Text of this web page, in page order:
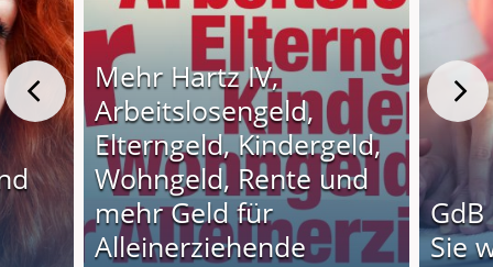
Mehr Hartz IV,
Arbeitslosengeld,
Elterngeld, Kindergeld,
Wohngeld, Rente und
mehr Geld für
Alleinerziehende
Sie